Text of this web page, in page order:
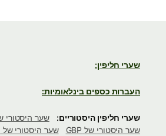
שערי חליפין:
העברות כספים בינלאומיות:
שערי חליפין היסטוריים:
שער היסטורי של AUD
שער היסטורי של GBP
שער היסטורי של MXN